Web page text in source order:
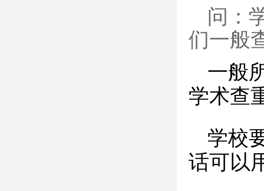
问：
们一般
一般
学术查
学校
话可以